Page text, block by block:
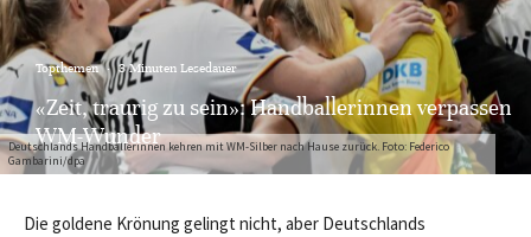
Deutschlands Handballerinnen kehren mit WM-Silber nach Hause zurück. Foto: Federico
Gambarini/dpa
Topthemen · 3 Minuten Lesedauer
«Zeit, traurig zu sein»: Handballerinnen verpassen
WM-Wunder
Die goldene Krönung gelingt nicht, aber Deutschlands